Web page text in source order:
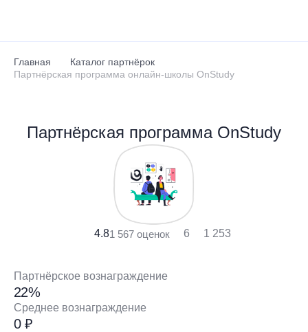
Главная
Каталог партнёрок
Партнёрская программа онлайн-школы OnStudy
Партнёрская программа OnStudy
4.81 567 оценок 6 1 253
Партнёрское вознаграждение
22%
Среднее вознаграждение
0 ₽